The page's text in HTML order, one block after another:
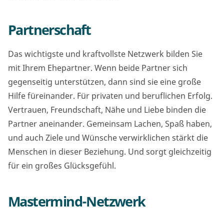
Partnerschaft
Das wichtigste und kraftvollste Netzwerk bilden Sie
mit Ihrem Ehepartner. Wenn beide Partner sich
gegenseitig unterstützen, dann sind sie eine große
Hilfe füreinander. Für privaten und beruflichen Erfolg.
Vertrauen, Freundschaft, Nähe und Liebe binden die
Partner aneinander. Gemeinsam Lachen, Spaß haben,
und auch Ziele und Wünsche verwirklichen stärkt die
Menschen in dieser Beziehung. Und sorgt gleichzeitig
für ein großes Glücksgefühl.
Mastermind-Netzwerk